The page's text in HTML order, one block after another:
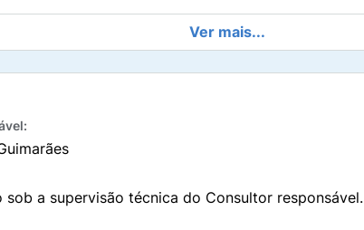
Ver mais...
a supervisão técnica do Consultor responsável.